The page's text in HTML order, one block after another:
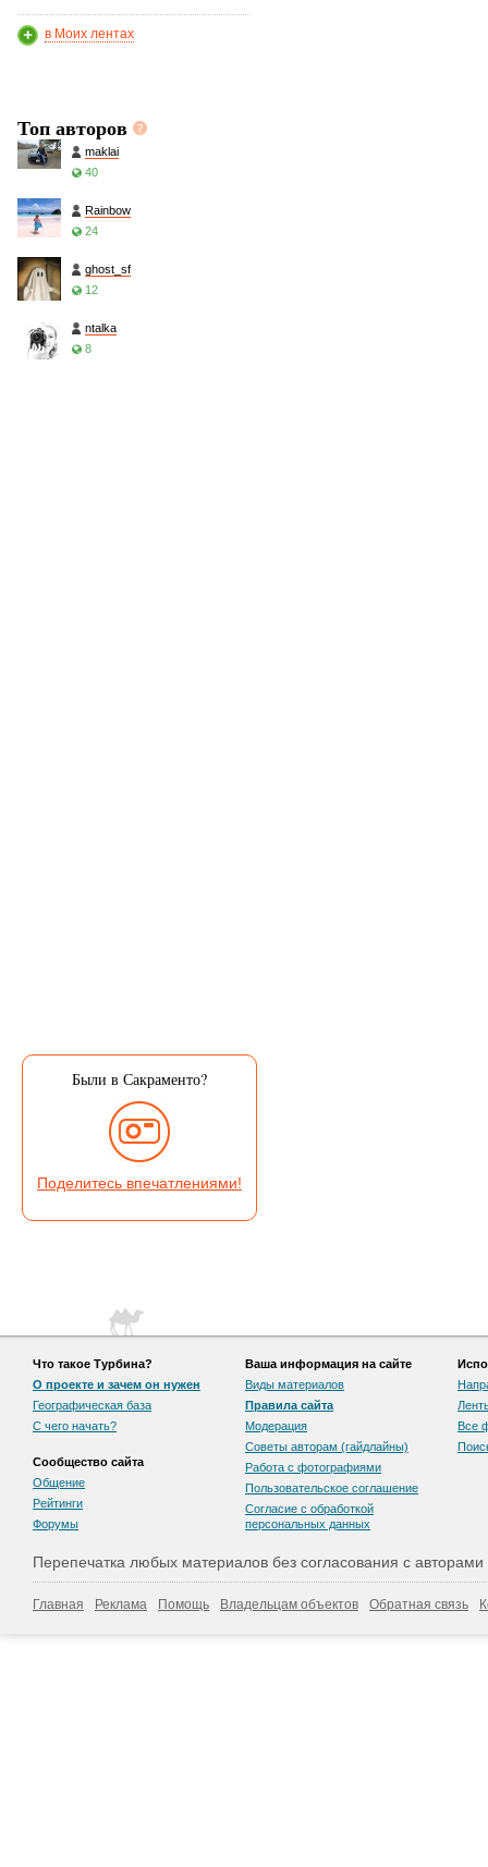
в Моих лентах
Топ авторов
maklai
40
Rainbow
24
ghost_sf
12
ntalka
8
Были в Сакраменто?
Поделитесь впечатлениями!
Что такое Турбина?
О проекте и зачем он нужен
Географическая база
С чего начать?
Сообщество сайта
Общение
Рейтинги
Форумы
Ваша информация на сайте
Виды материалов
Правила сайта
Модерация
Советы авторам (гайдлайны)
Работа с фотографиями
Пользовательскоe соглашение
Согласие с обработкой
персональных данных
Все
Перепечатка любых материалов без согласования с
Главная Реклама Помощь Владельцам объектов Обратная связь